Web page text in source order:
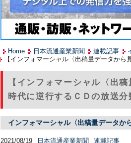
Home 日本流通産業新聞 連載記事
【インフォマーシャル〈出稿量データか
【インフォマーシャル〈出
時代に逆行するＣＤの放送
インフォマーシャル〈出稿量データか
2021/08/19 日本流通産業新聞 連載記事